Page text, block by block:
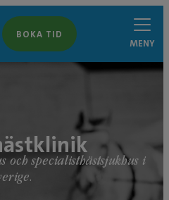
BOKA TID
MENY
och specialisthästsjukhus i